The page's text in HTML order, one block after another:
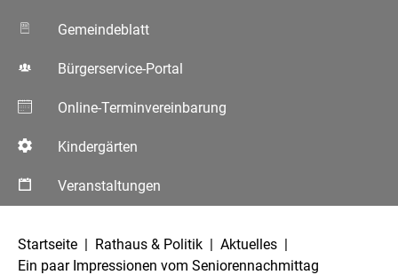
Gemeindeblatt
Bürgerservice-Portal
Online-Terminvereinbarung
Kindergärten
Veranstaltungen
Startseite
Rathaus & Politik
Aktuelles
Ein paar Impressionen vom Seniorennachmittag